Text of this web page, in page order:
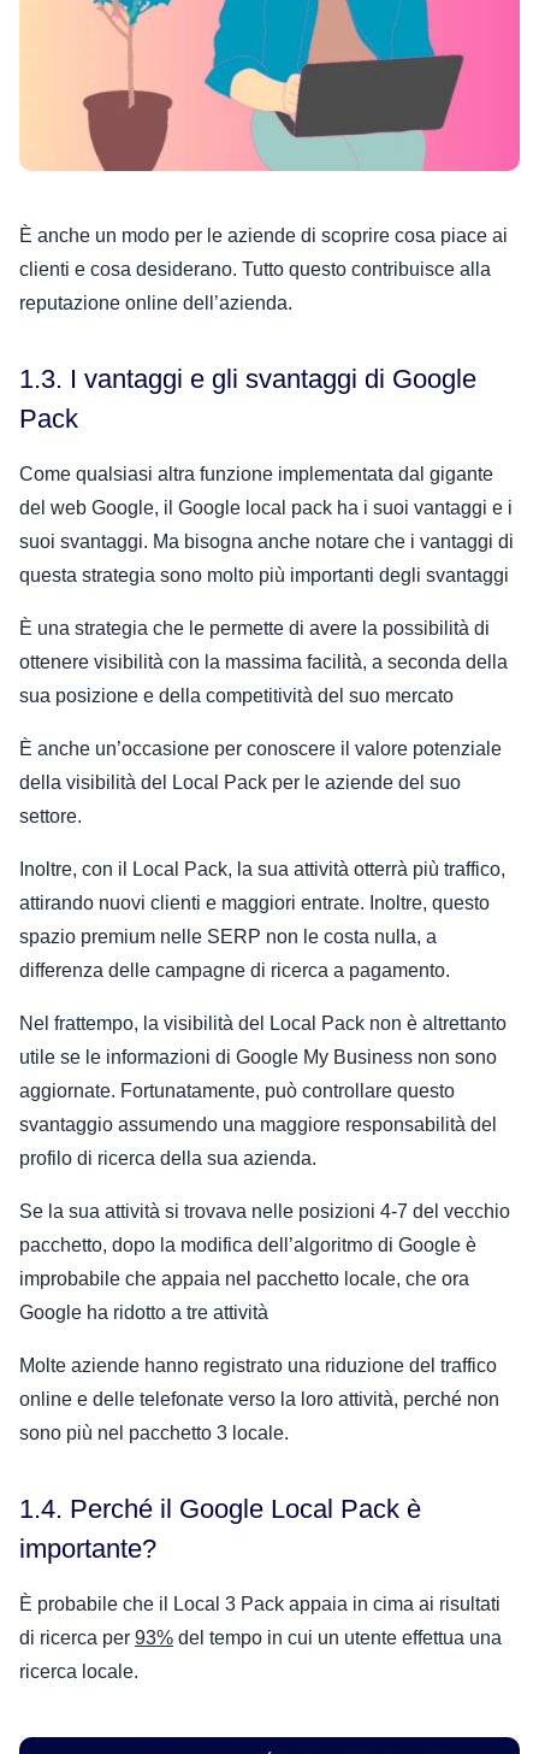
È anche un modo per le aziende di scoprire cosa piace ai
clienti e cosa desiderano. Tutto questo contribuisce alla
reputazione online dell’azienda.
1.3. I vantaggi e gli svantaggi di Google
Pack
Come qualsiasi altra funzione implementata dal gigante
del web Google, il Google local pack ha i suoi vantaggi e i
suoi svantaggi. Ma bisogna anche notare che i vantaggi di
questa strategia sono molto più importanti degli svantaggi
È una strategia che le permette di avere la possibilità di
ottenere visibilità con la massima facilità, a seconda della
sua posizione e della competitività del suo mercato
È anche un’occasione per conoscere il valore potenziale
della visibilità del Local Pack per le aziende del suo
settore.
Inoltre, con il Local Pack, la sua attività otterrà più traffico,
attirando nuovi clienti e maggiori entrate. Inoltre, questo
spazio premium nelle SERP non le costa nulla, a
differenza delle campagne di ricerca a pagamento.
Nel frattempo, la visibilità del Local Pack non è altrettanto
utile se le informazioni di Google My Business non sono
aggiornate. Fortunatamente, può controllare questo
svantaggio assumendo una maggiore responsabilità del
profilo di ricerca della sua azienda.
Se la sua attività si trovava nelle posizioni 4-7 del vecchio
pacchetto, dopo la modifica dell’algoritmo di Google è
improbabile che appaia nel pacchetto locale, che ora
Google ha ridotto a tre attività
Molte aziende hanno registrato una riduzione del traffico
online e delle telefonate verso la loro attività, perché non
sono più nel pacchetto 3 locale.
1.4. Perché il Google Local Pack è
importante?
È probabile che il Local 3 Pack appaia in cima ai risultati
di ricerca per 93% del tempo in cui un utente effettua una
ricerca locale.